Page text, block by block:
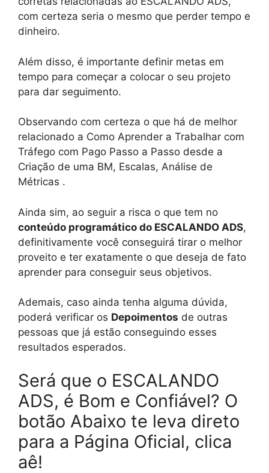
com certeza seria o mesmo que perder tempo e
dinheiro.
Além disso, é importante definir metas em
tempo para começar a colocar o seu projeto
para dar seguimento.
Observando com certeza o que há de melhor
relacionado a Como Aprender a Trabalhar com
Tráfego com Pago Passo a Passo desde a
Criação de uma BM, Escalas, Análise de
Métricas .
Ainda sim, ao seguir a risca o que tem no
conteúdo programático do ESCALANDO ADS,
definitivamente você conseguirá tirar o melhor
proveito e ter exatamente o que deseja de fato
aprender para conseguir seus objetivos.
Ademais, caso ainda tenha alguma dúvida,
poderá verificar os Depoimentos de outras
pessoas que já estão conseguindo esses
resultados esperados.
Será que o ESCALANDO
ADS, é Bom e Confiável? O
botão Abaixo te leva direto
para a Página Oficial, clica
aê!